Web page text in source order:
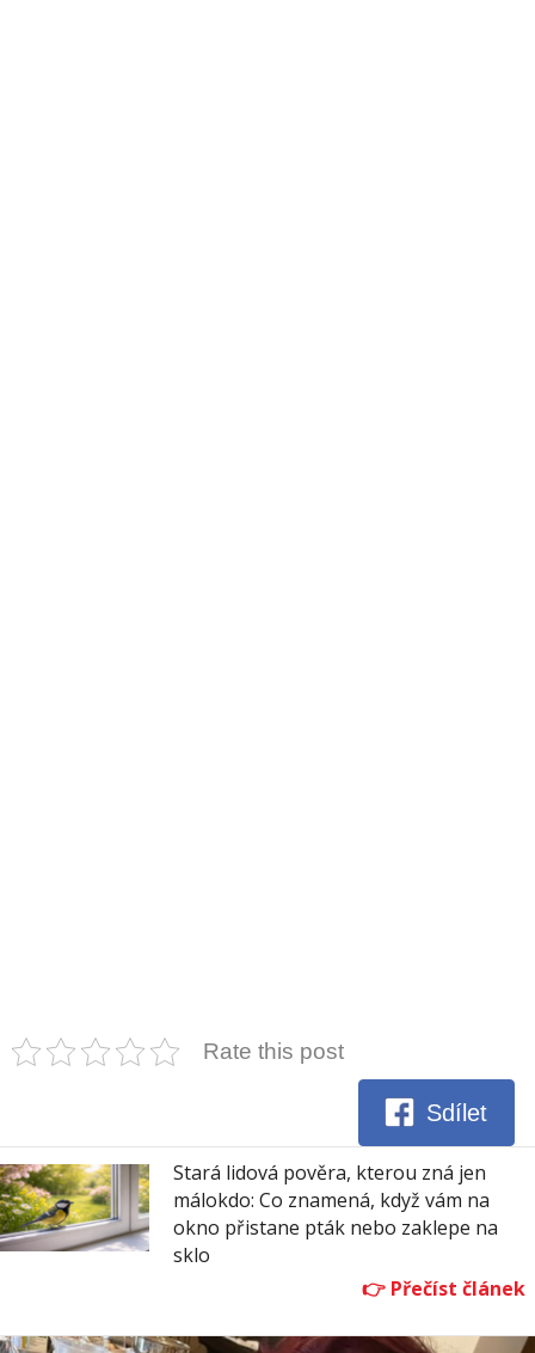
Rate this post
Sdílet
Stará lidová pověra, kterou zná jen
málokdo: Co znamená, když vám na
okno přistane pták nebo zaklepe na
sklo